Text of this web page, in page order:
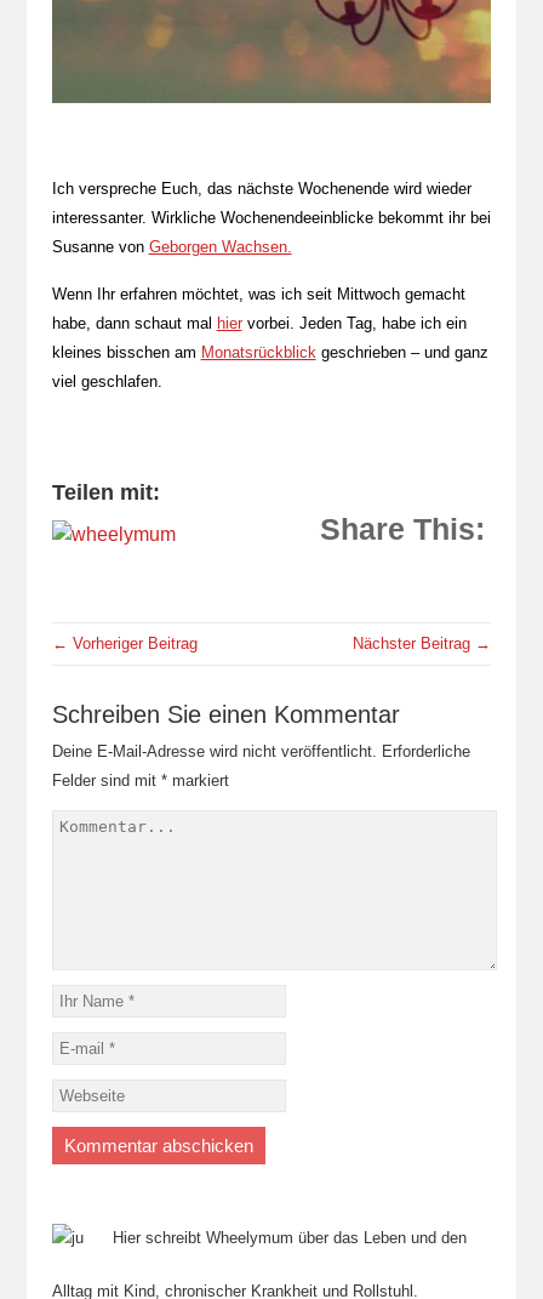
Ich verspreche Euch, das nächste Wochenende wird wieder
interessanter. Wirkliche Wochenendeeinblicke bekommt ihr bei
Susanne von Geborgen Wachsen.
Wenn Ihr erfahren möchtet, was ich seit Mittwoch gemacht
habe, dann schaut mal hiervorbei. Jeden Tag, habe ich ein
kleines bisschen am Monatsrückblick geschrieben – und ganz
viel geschlafen.
Teilen mit:
Share This:
← Vorheriger Beitrag Nächster Beitrag →
Schreiben Sie einen Kommentar
Deine E-Mail-Adresse wird nicht veröffentlicht.
Erforderliche
Felder sind mit *markiert
Hier schreibt Wheelymum über das Leben und den
Alltag mit Kind, chronischer Krankheit und Rollstuhl.